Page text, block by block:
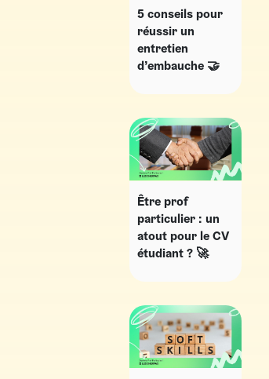
5 conseils pour
réussir un
entretien
d’embauche 🤝
Être prof
particulier : un
atout pour le CV
étudiant ? 🚀